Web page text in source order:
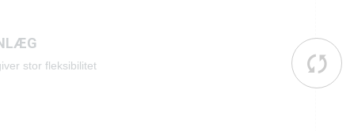
stor fleksibilitet